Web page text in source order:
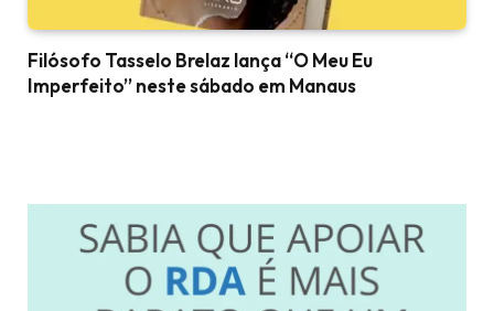
Filósofo Tasselo Brelaz lança “O Meu Eu
Imperfeito” neste sábado em Manaus